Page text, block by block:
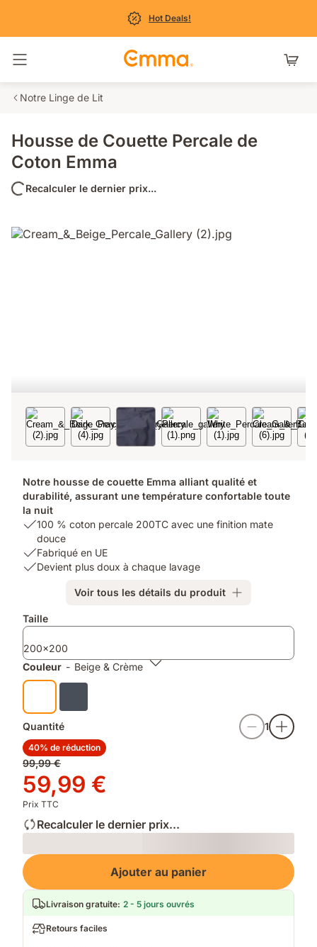
Hot Deals!
Basculer la navigation
Notre Linge de Lit
Housse de Couette Percale de
Coton Emma
Recalculer le dernier prix...
Notre housse de couette Emma alliant qualité et
durabilité, assurant une température confortable toute
la nuit
USP
100
%
avec
finition
mate
douce
100 % coton percale 200TC avec une finition mate
douce
USP
2:
Fabriqué en UE
USP
doux
chaque
lavage
Devient plus doux à chaque lavage
Voir tous les détails du produit
Produits
Taille
200x200
Couleur - Beige & Crème
Quantité 1
40% de réduction
Prix
d'origine
99,99 €
99,99 €
Prix
59,99 €
59,99 €
Prix TTC
Recalculer le dernier prix...
Loading
Ajouter au panier
Livraison gratuite: 2 - 5 jours ouvrés
Retours faciles